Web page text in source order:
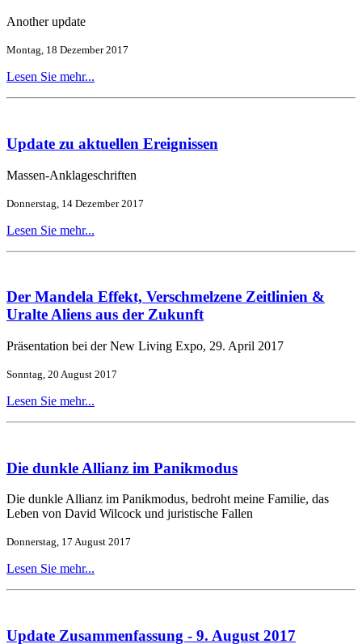
Another update
Montag, 18 Dezember 2017
Lesen Sie mehr...
Update zu aktuellen Ereignissen
Massen-Anklageschriften
Donnerstag, 14 Dezember 2017
Lesen Sie mehr...
Der Mandela Effekt, Verschmelzene Zeitlinien &
Uralte Aliens aus der Zukunft
Präsentation bei der New Living Expo, 29. April 2017
Sonntag, 20 August 2017
Lesen Sie mehr...
Die dunkle Allianz im Panikmodus
Die dunkle Allianz im Panikmodus, bedroht meine Familie, das
Leben von David Wilcock und juristische Fallen
Donnerstag, 17 August 2017
Lesen Sie mehr...
Update Zusammenfassung - 9. August 2017